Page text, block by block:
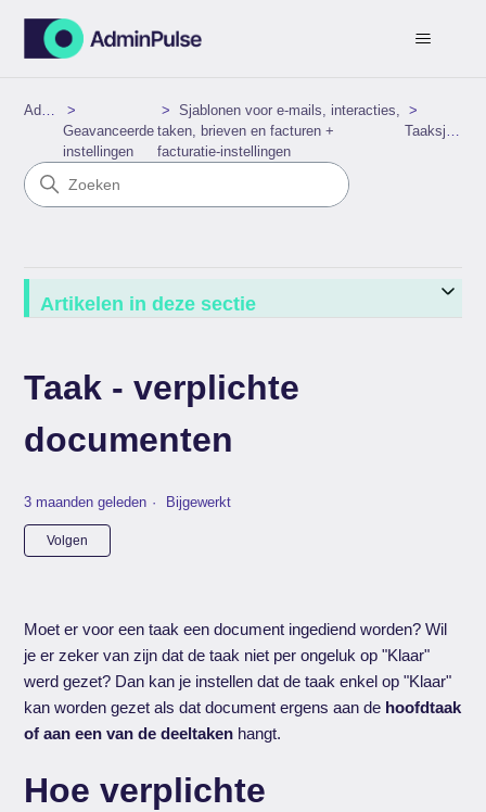
AdminPulse
Geavanceerde
instellingen
Sjablonen voor e‑mails, interacties,
taken, brieven en facturen +
facturatie‑instellingen
Taaksjablonen
Artikelen in deze sectie
Taak - verplichte
documenten
3 maanden geleden Bijgewerkt
Volgen
Moet er voor een taak een document ingediend worden? Wil
je er zeker van zijn dat de taak niet per ongeluk op "Klaar"
werd gezet? Dan kan je instellen dat de taak enkel op "Klaar"
kan worden gezet als dat document ergens aan de hoofdtaak
of aan een van de deeltaken hangt.
Hoe verplichte